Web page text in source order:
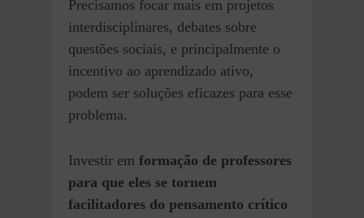
Precisamos focar mais em projetos
interdisciplinares, debates sobre
questões sociais, e principalmente o
incentivo ao aprendizado ativo,
podem ser soluções eficazes para esse
problema.
Investir em formação de professores
para que eles se tornem
facilitadores do pensamento crítico